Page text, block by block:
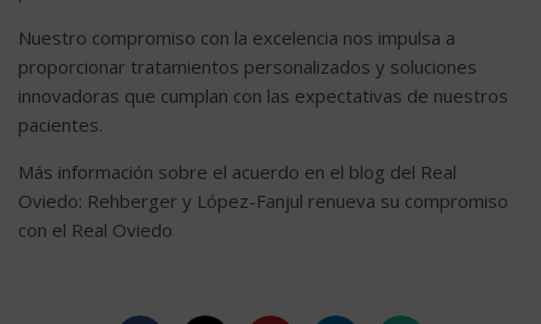
Nuestro compromiso con la excelencia nos impulsa a
proporcionar tratamientos personalizados y soluciones
innovadoras que cumplan con las expectativas de nuestros
pacientes.
Más información sobre el acuerdo en el blog del Real
Oviedo: Rehberger y López-Fanjul renueva su compromiso
con el Real Oviedo